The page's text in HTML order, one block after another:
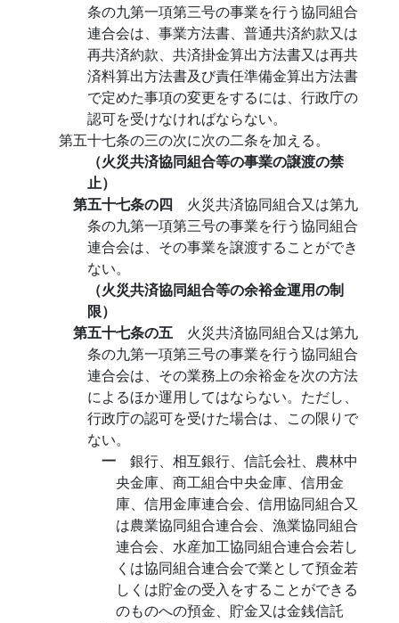
条の九第一項第三号の事業を行う協同組合
連合会は、事業方法書、普通共済約款又は
再共済約款、共済掛金算出方法書又は再共
済料算出方法書及び責任準備金算出方法書
で定めた事項の変更をするには、行政庁の
認可を受けなければならない。
第五十七条の三の次に次の二条を加える。
（火災共済協同組合等の事業の譲渡の禁
止）
第五十七条の四 火災共済協同組合又は第九
条の九第一項第三号の事業を行う協同組合
連合会は、その事業を譲渡することができ
ない。
（火災共済協同組合等の余裕金運用の制
限）
第五十七条の五 火災共済協同組合又は第九
条の九第一項第三号の事業を行う協同組合
連合会は、その業務上の余裕金を次の方法
によるほか運用してはならない。ただし、
行政庁の認可を受けた場合は、この限りで
ない。
一 銀行、相互銀行、信託会社、農林中
央金庫、商工組合中央金庫、信用金
庫、信用金庫連合会、信用協同組合又
は農業協同組合連合会、漁業協同組合
連合会、水産加工協同組合連合会若し
くは協同組合連合会で業として預金若
しくは貯金の受入をすることができる
のものへの預金、貯金又は金銭信託